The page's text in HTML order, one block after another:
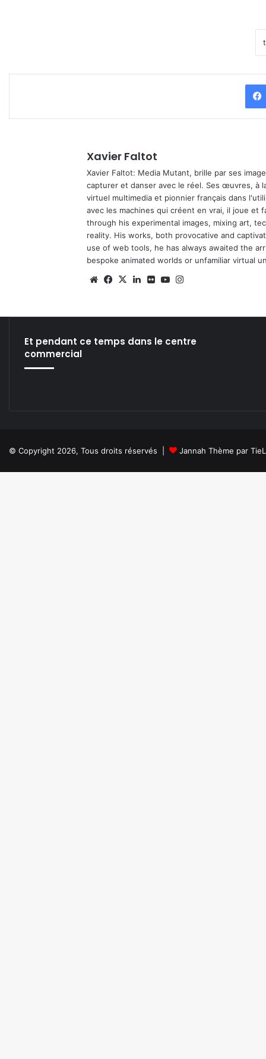
Xavier Faltot
Xavier Faltot: Media Mutant, brille par ses
capturer et danser avec le réel. Ses œuvres, à
virtuel multimedia et pionnier français dans
avec les machines qui créent en vrai, il joue et
through his experimental images, mixing art,
reality. His works, both provocative and
use of web tools, he has always awaited the
bespoke animated worlds or unfamiliar virtual
We Fa
X
Lin Fli Yo
Et pendant ce temps dans le centre
commercial
© Copyright 2026, Tous droits réservés | Jannah Thème par